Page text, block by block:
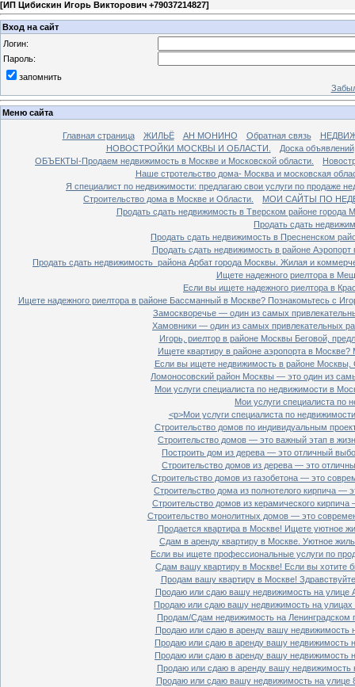
[ИП Цибискин Игорь Викторович +79037214827]
Вход на сайт
Логин:
Пароль:
запомнить
Меню сайта
Главная страница ЖИЛЬЁ АН МОНИНО Обратная связь
НОВОСТРОЙКИ МОСКВЫ И ОБЛАСТИ.
Доска объявлений
ОБЪЕКТЫ-Продаем недвижимость в Москве и Московской области.
Наше стротельство дома- Москва и московская
Я специалист по недвижимости: предлагаю свои услуги по продаже
Строительство дома в Москве и Области.
МОИ САЙТЫ ПО
Продать сдать недвижимость в Тверском районе города
Продать сдать
Продать сдать недвижимость в Пресненском
Продать сдать недвижимость в районе
Продать сдать недвижимость района Арбат города Москвы. Жилая и
Ищете надежного риелтора в
Если вы ищете надежного риелтора в
Ищете надежного риелтора в районе Бассманный в Москве? Познакомьтесь с
Замоскворечье — один из самых
Хамовники — один из самых привлекательных
Игорь, риелтор в районе Москвы Беговой,
Ищете квартиру в районе аэропорта в
Если вы ищете недвижимость в районе Москвы,
Ломоносовский район Москвы — это один из
Мои услуги специалиста по недвижимости в
Мои услуги специалиста по
<p>Мои услуги специалиста по
Строительство домов по индивидуальным
Строительство домов — это важный этап в
Построить дом из дерева — это отличный
Строительство домов из дерева — это
Строительство домов из газобетона — это
Строительство дома из полнотелого кирпича —
Строительство домов из керамического
Строительство монолитных домов — это
Продается квартира в Москве! Ищете уютное
Сдам в аренду квартиру в Москве. Уютное
Если вы ищете профессиональные услуги по
Сдам вашу квартиру в Москве! Если вы хотите
Продам вашу квартиру в Москве!
Продаю или сдаю вашу недвижимость на улице
Продаю или сдаю вашу недвижимость на
Продам/Сдам недвижимость на Ленинградском
Продаю или сдаю в аренду вашу недвижимость
Продаю или сдаю в аренду вашу недвижимость
Продаю или сдаю в аренду вашу недвижимость
Продаю или сдаю в аренду вашу недвижимость
Продаю или сдаю вашу недвижимость на улице